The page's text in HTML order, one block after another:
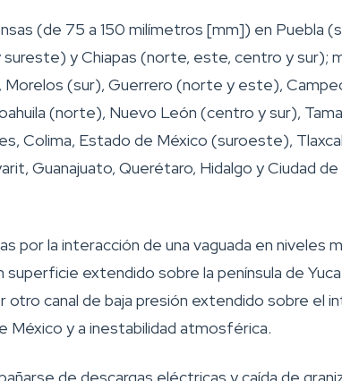
(de 75 a 150 milímetros [mm]) en Puebla
y Chiapas (norte, este, centro y
(sur), Guerrero (norte y este),
(norte), Nuevo León (centro y sur),
Colima, Estado de México (suroeste),
Guanajuato, Querétaro, Hidalgo y Ciudad
por la interacción de una vaguada en
extendido sobre la península de
otro canal de baja presión extendido sobre el
México y a inestabilidad atmosférica.